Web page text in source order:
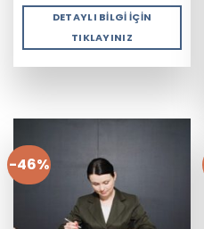
DETAYLI BILGI İÇIN
TIKLAYINIZ
-46%